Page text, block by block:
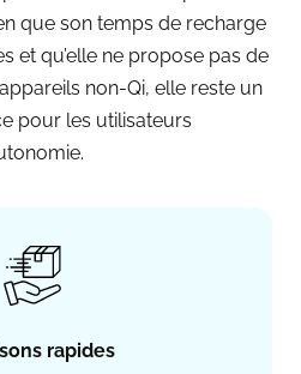
que son temps de recharge
et qu’elle ne propose pas de
non-Qi, elle reste un
pour les utilisateurs
rapides